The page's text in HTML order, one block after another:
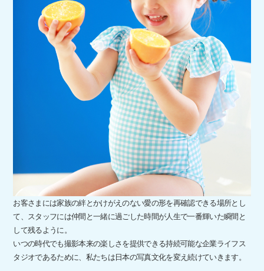
お客さまには家族の絆とかけがえのない愛の形を再確認できる場所とし
て、スタッフには仲間と一緒に過ごした時間が人生で一番輝いた瞬間と
して残るように。
いつの時代でも撮影本来の楽しさを提供できる持続可能な企業ライフス
タジオであるために、私たちは日本の写真文化を変え続けていきます。